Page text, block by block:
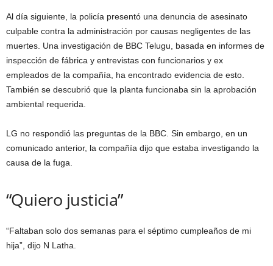
Al día siguiente, la policía presentó una denuncia de asesinato
culpable contra la administración por causas negligentes de las
muertes. Una investigación de BBC Telugu, basada en informes de
inspección de fábrica y entrevistas con funcionarios y ex
empleados de la compañía, ha encontrado evidencia de esto.
También se descubrió que la planta funcionaba sin la aprobación
ambiental requerida.
LG no respondió las preguntas de la BBC. Sin embargo, en un
comunicado anterior, la compañía dijo que estaba investigando la
causa de la fuga.
“Quiero justicia”
“Faltaban solo dos semanas para el séptimo cumpleaños de mi
hija”, dijo N Latha.